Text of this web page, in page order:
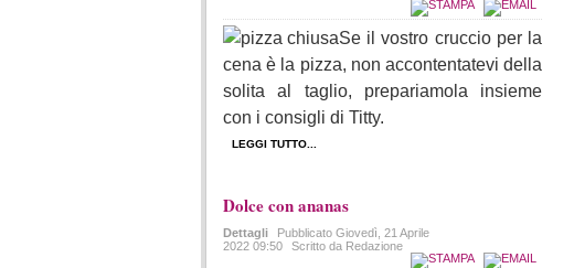
Se il vostro cruccio per la
cena è la pizza, non accontentatevi della
solita al taglio, prepariamola insieme
con i consigli di Titty.
LEGGI TUTTO...
Dolce con ananas
Dettagli Pubblicato Giovedì, 21 Aprile
2022 09:50
Scritto da Redazione